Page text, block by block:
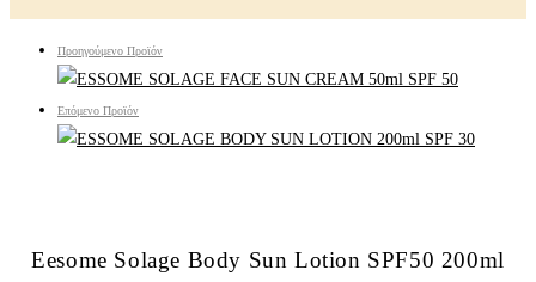
Προηγούμενο Προϊόν
Επόμενο Προϊόν
Eesome Solage Body Sun Lotion SPF50 200ml